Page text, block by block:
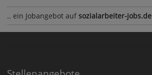
.. ein Jobangebot auf sozialarbeiter-jobs.de